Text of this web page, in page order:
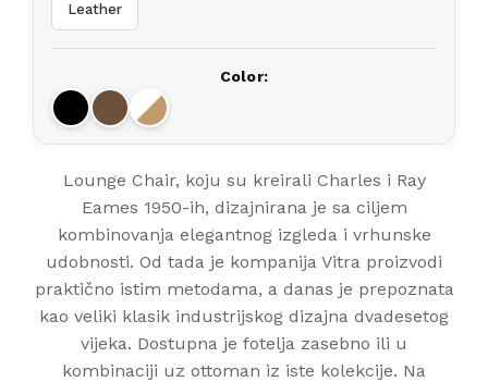
Leather
Color:
Lounge Chair, koju su kreirali Charles i Ray
Eames 1950-ih, dizajnirana je sa ciljem
kombinovanja elegantnog izgleda i vrhunske
udobnosti. Od tada je kompanija Vitra proizvodi
praktično istim metodama, a danas je prepoznata
kao veliki klasik industrijskog dizajna dvadesetog
vijeka. Dostupna je fotelja zasebno ili u
kombinaciji uz ottoman iz iste kolekcije. Na